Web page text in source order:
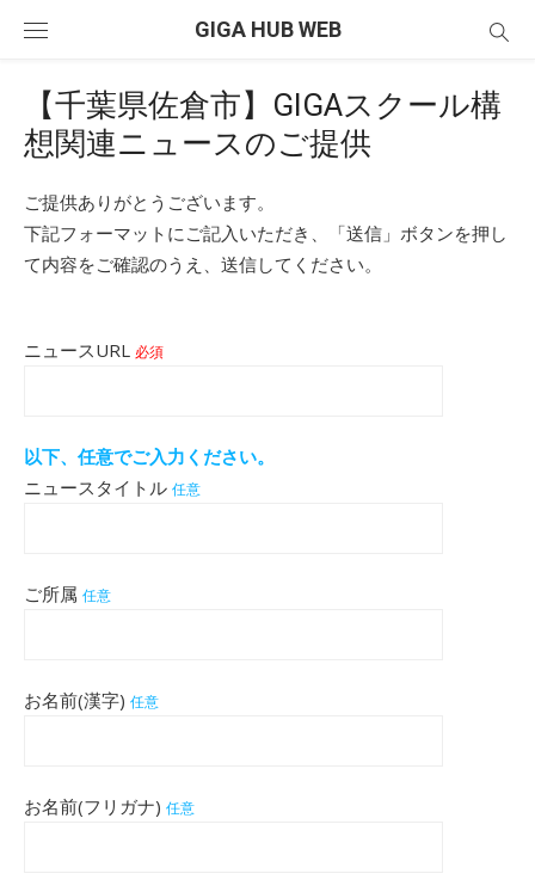
GIGA HUB WEB
【千葉県佐倉市】GIGAスクール構
想関連ニュースのご提供
ご提供ありがとうございます。
下記フォーマットにご記入いただき、「送信」ボタンを押し
て内容をご確認のうえ、送信してください。
ニュースURL 必須
以下、任意でご入力ください。
ニュースタイトル 任意
ご所属 任意
お名前(漢字) 任意
お名前(フリガナ) 任意